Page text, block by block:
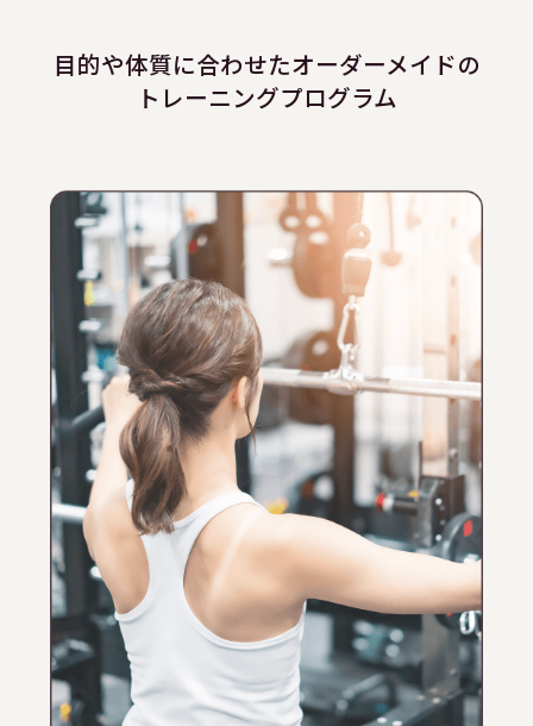
目的や体質に合わせたオーダーメイドの
トレーニングプログラム